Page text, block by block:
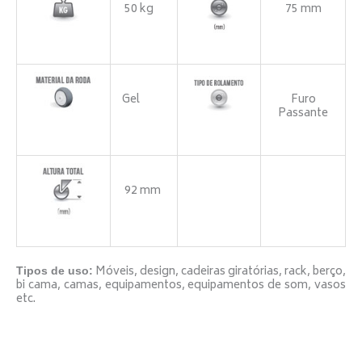
50 kg 75 mm
Gel Furo
Passante
92 mm
Tipos de uso: Móveis, design, cadeiras giratórias, rack, berço,
bi cama, camas, equipamentos, equipamentos de som, vasos
etc.